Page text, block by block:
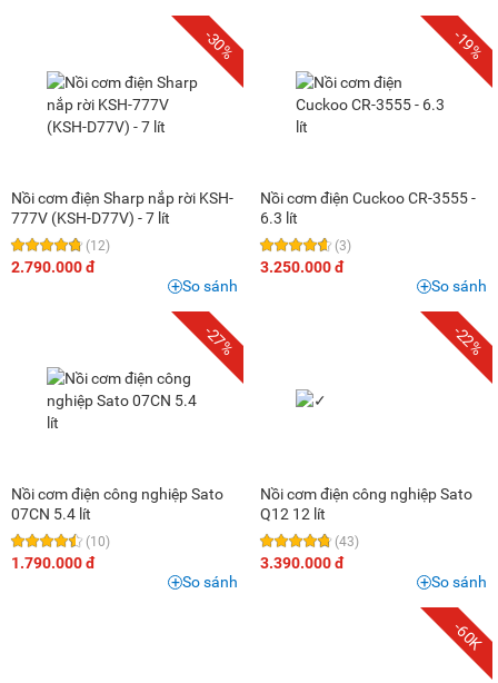
-30%
Nồi cơm điện Sharp nắp rời KSH-
777V (KSH-D77V) - 7 lít
(12)
2.790.000 đ
So sánh
-19%
Nồi cơm điện Cuckoo CR-3555 -
6.3 lít
(3)
3.250.000 đ
So sánh
-27%
Nồi cơm điện công nghiệp Sato
07CN 5.4 lít
(10)
1.790.000 đ
So sánh
-22%
Nồi cơm điện công nghiệp Sato
Q12 12 lít
(43)
3.390.000 đ
So sánh
-60K